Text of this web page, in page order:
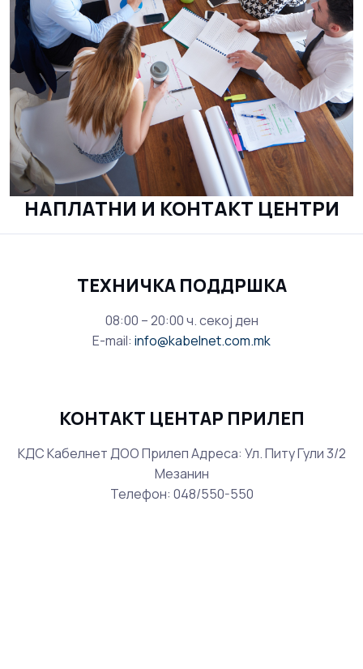
НАПЛАТНИ И КОНТАКТ ЦЕНТРИ
ТЕХНИЧКА ПОДДРШКА
08:00 – 20:00 ч. секој ден
E-mail: info@kabelnet.com.mk
КОНТАКТ ЦЕНТАР ПРИЛЕП
КДС Кабелнет ДОО Прилеп Адреса: Ул. Питу Гули 3/2
Мезанин
Телефон: 048/550-550